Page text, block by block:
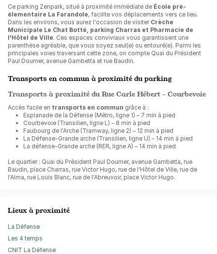
Ce parking Zenpark, situé à proximité immédiate de École pré-
élementaire La Farandole, facilite vos déplacements vers ce lieu.
Dans les environs, vous aurez l'occasion de visiter Crèche
Municipale Le Chat Botté, parking Charras et Pharmacie de
l'Hôtel de Ville. Ces espaces conviviaux vous garantissent une
parenthèse agréable, que vous soyez seul(e) ou entouré(e). Parmi les
principales voies traversant cette zone, on compte Quai du Président
Paul Doumer, avenue Gambetta et rue Baudin.
Transports en commun à proximité du parking
Transports à proximité du Rue Carle Hébert - Courbevoie
Accès facile en transports en commun grâce à :
Esplanade de la Défense (Métro, ligne 1) – 7 min à pied
Courbevoie (Transilien, ligne L) – 8 min à pied
Faubourg de l'Arche (Tramway, ligne 2) – 12 min à pied
La Défense-Grande arche (Transilien, ligne U) – 14 min à pied
La défense-Grande arche (RER, ligne A) – 14 min à pied
Le quartier : Quai du Président Paul Doumer, avenue Gambetta, rue
Baudin, place Charras, rue Victor Hugo, rue de l'Hôtel de Ville, rue de
l'Alma, rue Louis Blanc, rue de l'Abreuvoir, place Victor Hugo.
Lieux à proximité
La Défense
Les 4 temps
CNIT La Défense